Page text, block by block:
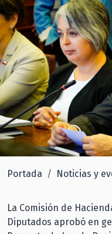
Portada Noticias y
La Comisión de
Diputados aprobó en